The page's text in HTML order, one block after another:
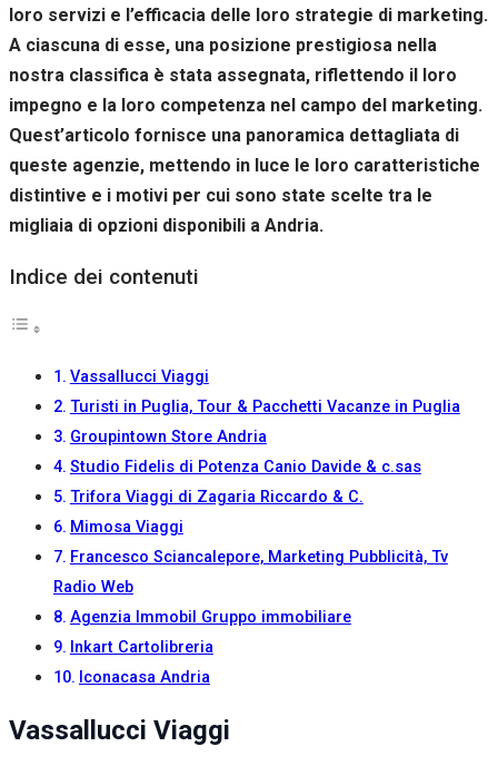
loro servizi e l’efficacia delle loro strategie di marketing.
A ciascuna di esse, una posizione prestigiosa nella
nostra classifica è stata assegnata, riflettendo il loro
impegno e la loro competenza nel campo del marketing.
Quest’articolo fornisce una panoramica dettagliata di
queste agenzie, mettendo in luce le loro caratteristiche
distintive e i motivi per cui sono state scelte tra le
migliaia di opzioni disponibili a Andria.
Indice dei contenuti
Vassallucci Viaggi
Turisti in Puglia, Tour & Pacchetti Vacanze in Puglia
Groupintown Store Andria
Studio Fidelis di Potenza Canio Davide & c.sas
Trifora Viaggi di Zagaria Riccardo & C.
Mimosa Viaggi
Francesco Sciancalepore, Marketing Pubblicità, Tv
Radio Web
Agenzia Immobil Gruppo immobiliare
Inkart Cartolibreria
Iconacasa Andria
Vassallucci Viaggi
Marketing
Condividendo i
tuoi interessi e il
tuo
mentre visiti il
nostro sito,
possibilità di
e offerte